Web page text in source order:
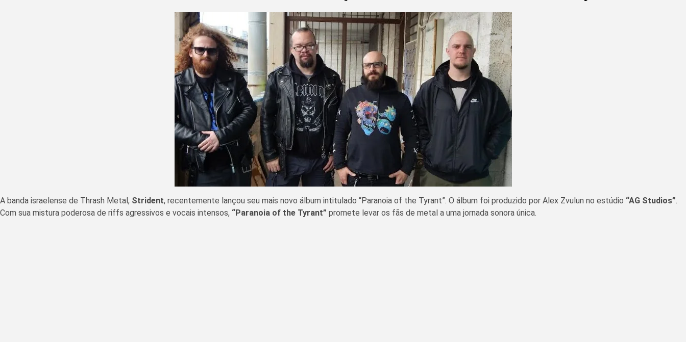
A banda israelense de Thrash Metal, Strident, recentemente lançou seu mais novo álbum intitulado “Paranoia of the Tyrant”. O álbum foi produzido por Alex Zvulun no estúdio “AG Studios”.
Com sua mistura poderosa de riffs agressivos e vocais intensos, “Paranoia of the Tyrant” promete levar os fãs de metal a uma jornada sonora única.